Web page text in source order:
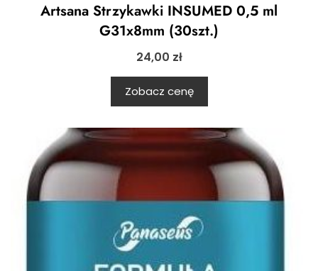
Artsana Strzykawki INSUMED 0,5 ml
G31x8mm (30szt.)
24,00 zł
Zobacz cenę